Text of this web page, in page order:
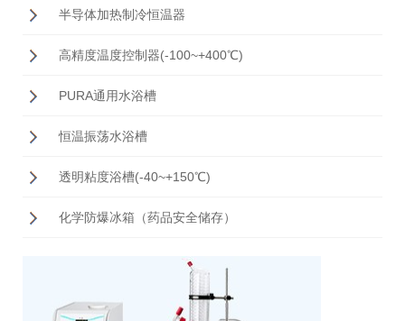
半导体加热制冷恒温器
高精度温度控制器(-100~+400℃)
PURA通用水浴槽
恒温振荡水浴槽
透明粘度浴槽(-40~+150℃)
化学防爆冰箱（药品安全储存）